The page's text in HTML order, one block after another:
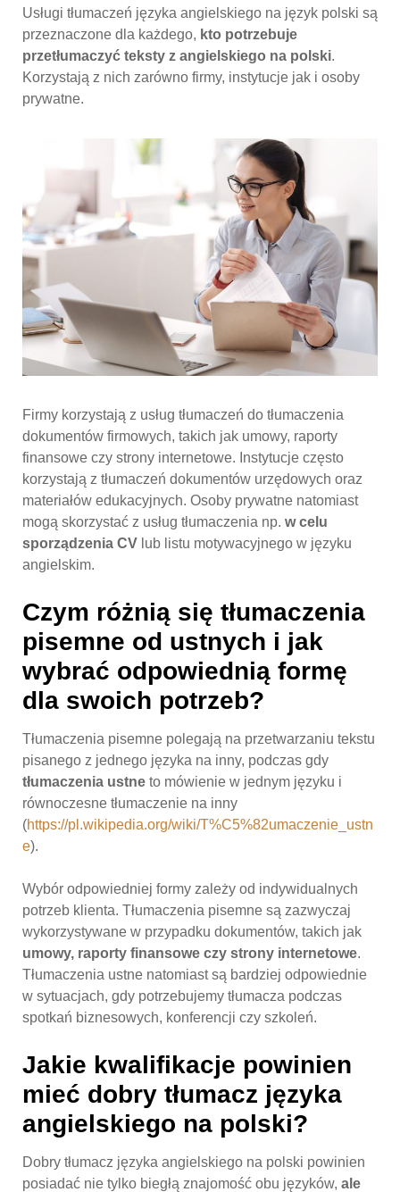
Usługi tłumaczeń języka angielskiego na język polski są
przeznaczone dla każdego, kto potrzebuje
przetłumaczyć teksty z angielskiego na polski.
Korzystają z nich zarówno firmy, instytucje jak i osoby
prywatne.
Firmy korzystają z usług tłumaczeń do tłumaczenia
dokumentów firmowych, takich jak umowy, raporty
finansowe czy strony internetowe. Instytucje często
korzystają z tłumaczeń dokumentów urzędowych oraz
materiałów edukacyjnych. Osoby prywatne natomiast
mogą skorzystać z usług tłumaczenia np. w celu
sporządzenia CV lub listu motywacyjnego w języku
angielskim.
Czym różnią się tłumaczenia
pisemne od ustnych i jak
wybrać odpowiednią formę
dla swoich potrzeb?
Tłumaczenia pisemne polegają na przetwarzaniu tekstu
pisanego z jednego języka na inny, podczas gdy
tłumaczenia ustne to mówienie w jednym języku i
równoczesne tłumaczenie na inny
(https://pl.wikipedia.org/wiki/T%C5%82umaczenie_ustn
e).
Wybór odpowiedniej formy zależy od indywidualnych
potrzeb klienta. Tłumaczenia pisemne są zazwyczaj
wykorzystywane w przypadku dokumentów, takich jak
umowy, raporty finansowe czy strony internetowe.
Tłumaczenia ustne natomiast są bardziej odpowiednie
w sytuacjach, gdy potrzebujemy tłumacza podczas
spotkań biznesowych, konferencji czy szkoleń.
Jakie kwalifikacje powinien
mieć dobry tłumacz języka
angielskiego na polski?
Dobry tłumacz języka angielskiego na polski powinien
posiadać nie tylko biegłą znajomość obu języków, ale